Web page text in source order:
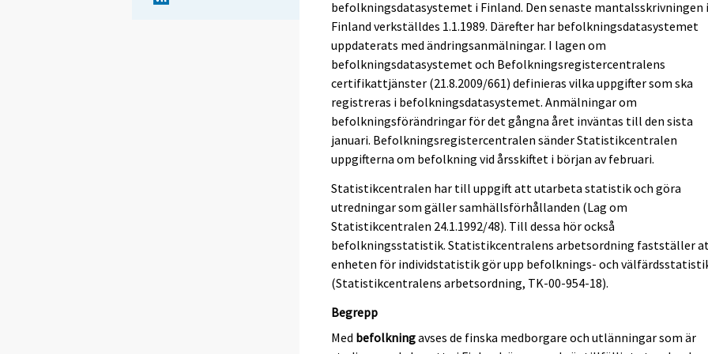
befolkningsdatasystemet i Finland. Den senaste mantalsskrivningen i
Finland verkställdes 1.1.1989. Därefter har befolkningsdatasystemet
uppdaterats med ändringsanmälningar. I lagen om
befolkningsdatasystemet och Befolkningsregistercentralens
certifikattjänster (21.8.2009/661) definieras vilka uppgifter som ska
registreras i befolkningsdatasystemet. Anmälningar om
befolkningsförändringar för det gångna året inväntas till den sista
januari. Befolkningsregistercentralen sänder Statistikcentralen
uppgifterna om befolkning vid årsskiftet i början av februari.
Statistikcentralen har till uppgift att utarbeta statistik och göra
utredningar som gäller samhällsförhållanden (Lag om
Statistikcentralen 24.1.1992/48). Till dessa hör också
befolkningsstatistik. Statistikcentralens arbetsordning fastställer
enheten för individstatistik gör upp befolknings- och
(Statistikcentralens arbetsordning, TK-00-954-18).
Begrepp
Med befolkningavses de finska medborgare och utlänningar som är